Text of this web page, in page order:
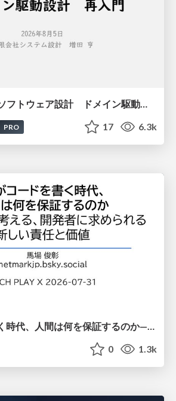
PRO 17 6.3k
AIがコードを書く時代、人間は何を保証するのか———馬場さんと考える、開発者に求められる新しい責任と価値 - TECH PLAY
0 1.3k